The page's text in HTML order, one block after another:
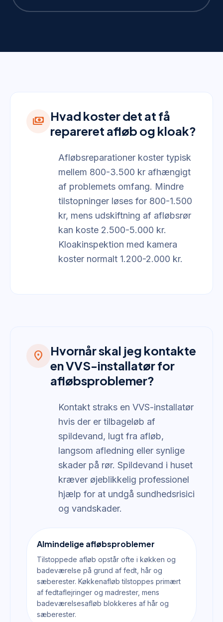
payments Hvad koster det at få
repareret afløb og kloak?
Afløbsreparationer koster typisk
mellem 800-3.500 kr afhængigt
af problemets omfang. Mindre
tilstopninger løses for 800-1.500
kr, mens udskiftning af afløbsrør
kan koste 2.500-5.000 kr.
Kloakinspektion med kamera
koster normalt 1.200-2.000 kr.
location_on
Hvornår skal jeg kontakte
en VVS-installatør for
afløbsproblemer?
Kontakt straks en VVS-installatør
hvis der er tilbageløb af
spildevand, lugt fra afløb,
langsom afledning eller synlige
skader på rør. Spildevand i huset
kræver øjeblikkelig professionel
hjælp for at undgå sundhedsrisici
og vandskader.
Almindelige afløbsproblemer
Tilstoppede afløb opstår ofte i køkken og
badeværelse på grund af fedt, hår og
sæberester. Køkkenafløb tilstoppes primært
af fedtaflejringer og madrester, mens
badeværelsesafløb blokkeres af hår og
sæberester.